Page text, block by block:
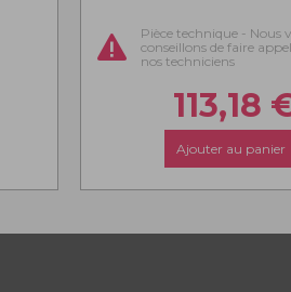
Pièce technique - Nous
conseillons de faire
nos techniciens
113,18
Ajouter au panier